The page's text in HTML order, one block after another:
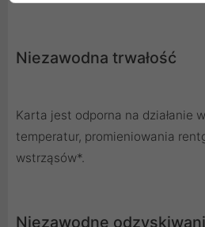
Niezawodna trwałość
Karta jest odporna na działanie
temperatur, promieniowania
wstrząsów*.
Niezawodne